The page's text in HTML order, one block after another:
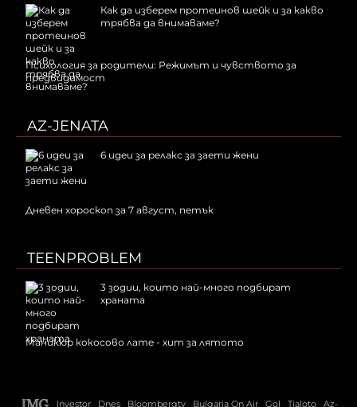
Как да изберем протеинов шейк и за какво
трябва да внимаваме?
Психология за родители: Режимът и чувството за
предвидимост
AZ-JENATA
6 идеи за релакс за заети жени
Дневен хороскоп за 7 август, петък
TEENPROBLEM
3 зодии, които най-много подбират
храната
Маникюр кокосово лате - хит за лятото
Investor Dnes Bloombergtv Bulgaria On Air Gol Tialoto Az-